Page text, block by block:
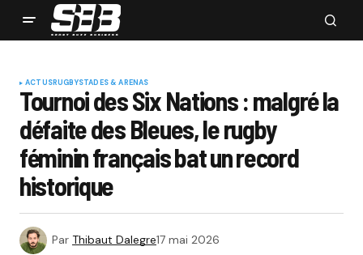
ACTUSRUGBYSTADES & ARENAS
Tournoi des Six Nations : malgré la
défaite des Bleues, le rugby
féminin français bat un record
historique
Par Thibaut Dalegre17 mai 2026